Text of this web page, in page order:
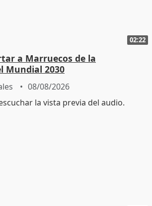
02:22
a Marruecos de la
Mundial 2030
08/08/2026